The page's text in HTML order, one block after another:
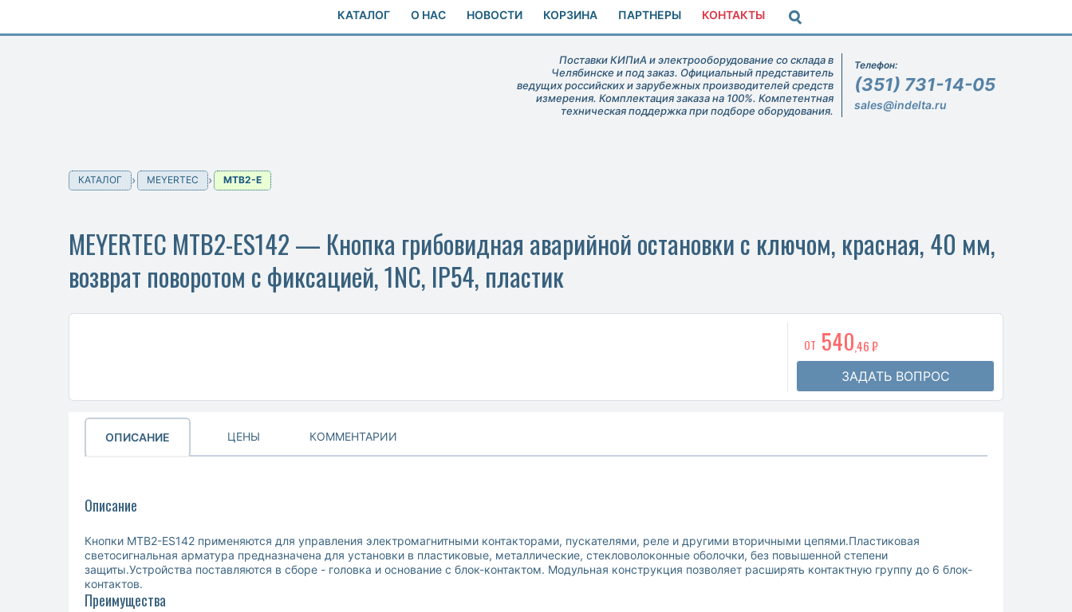
КАТАЛОГ О НАС НОВОСТИ КОРЗИНА ПАРТНЕРЫ КОНТАКТЫ
Поставки КИПиА и электрооборудование со склада в
Челябинске и под заказ. Официальный представитель
ведущих российских и зарубежных производителей средств
измерения. Комплектация заказа на 100%. Компетентная
техническая поддержка при подборе оборудования.
Телефон:
(351) 731-14-05
sales@indelta.ru
КАТАЛОГ MEYERTEC MTB2-E
MEYERTEC MTB2-ES142 — Кнопка грибовидная аварийной остановки с ключом, красная, 40 мм,
возврат поворотом с фиксацией, 1NC, IP54, пластик
ОТ 540,46 ₽
ЗАДАТЬ ВОПРОС
ОПИСАНИЕ ЦЕНЫ КОММЕНТАРИИ
Описание
Кнопки MTB2-ES142 применяются для управления электромагнитными контакторами, пускателями, реле и другими вторичными цепями.Пластиковая
светосигнальная арматура предназначена для установки в пластиковые, металлические, стекловолоконные оболочки, без повышенной степени
защиты.Устройства поставляются в сборе - головка и основание с блок-контактом. Модульная конструкция позволяет расширять контактную группу до 6 блок-
контактов.
Преимущества